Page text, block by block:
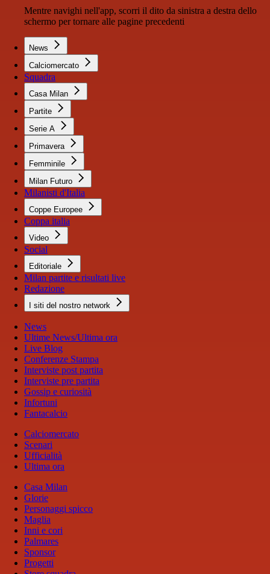
Mentre navighi nell'app, scorri il dito da sinistra a destra dello
schermo per tornare alle pagine precedenti
News
Calciomercato
Squadra
Casa Milan
Partite
Serie A
Primavera
Femminile
Milan Futuro
Milanisti d'Italia
Coppe Europee
Coppa italia
Video
Social
Editoriale
Milan partite e risultati live
Redazione
I siti del nostro network
News
Ultime News/Ultima ora
Live Blog
Conferenze Stampa
Interviste post partita
Interviste pre partita
Gossip e curiosità
Infortuni
Fantacalcio
Calciomercato
Scenari
Ufficialità
Ultima ora
Casa Milan
Glorie
Personaggi spicco
Maglia
Inni e cori
Palmares
Sponsor
Progetti